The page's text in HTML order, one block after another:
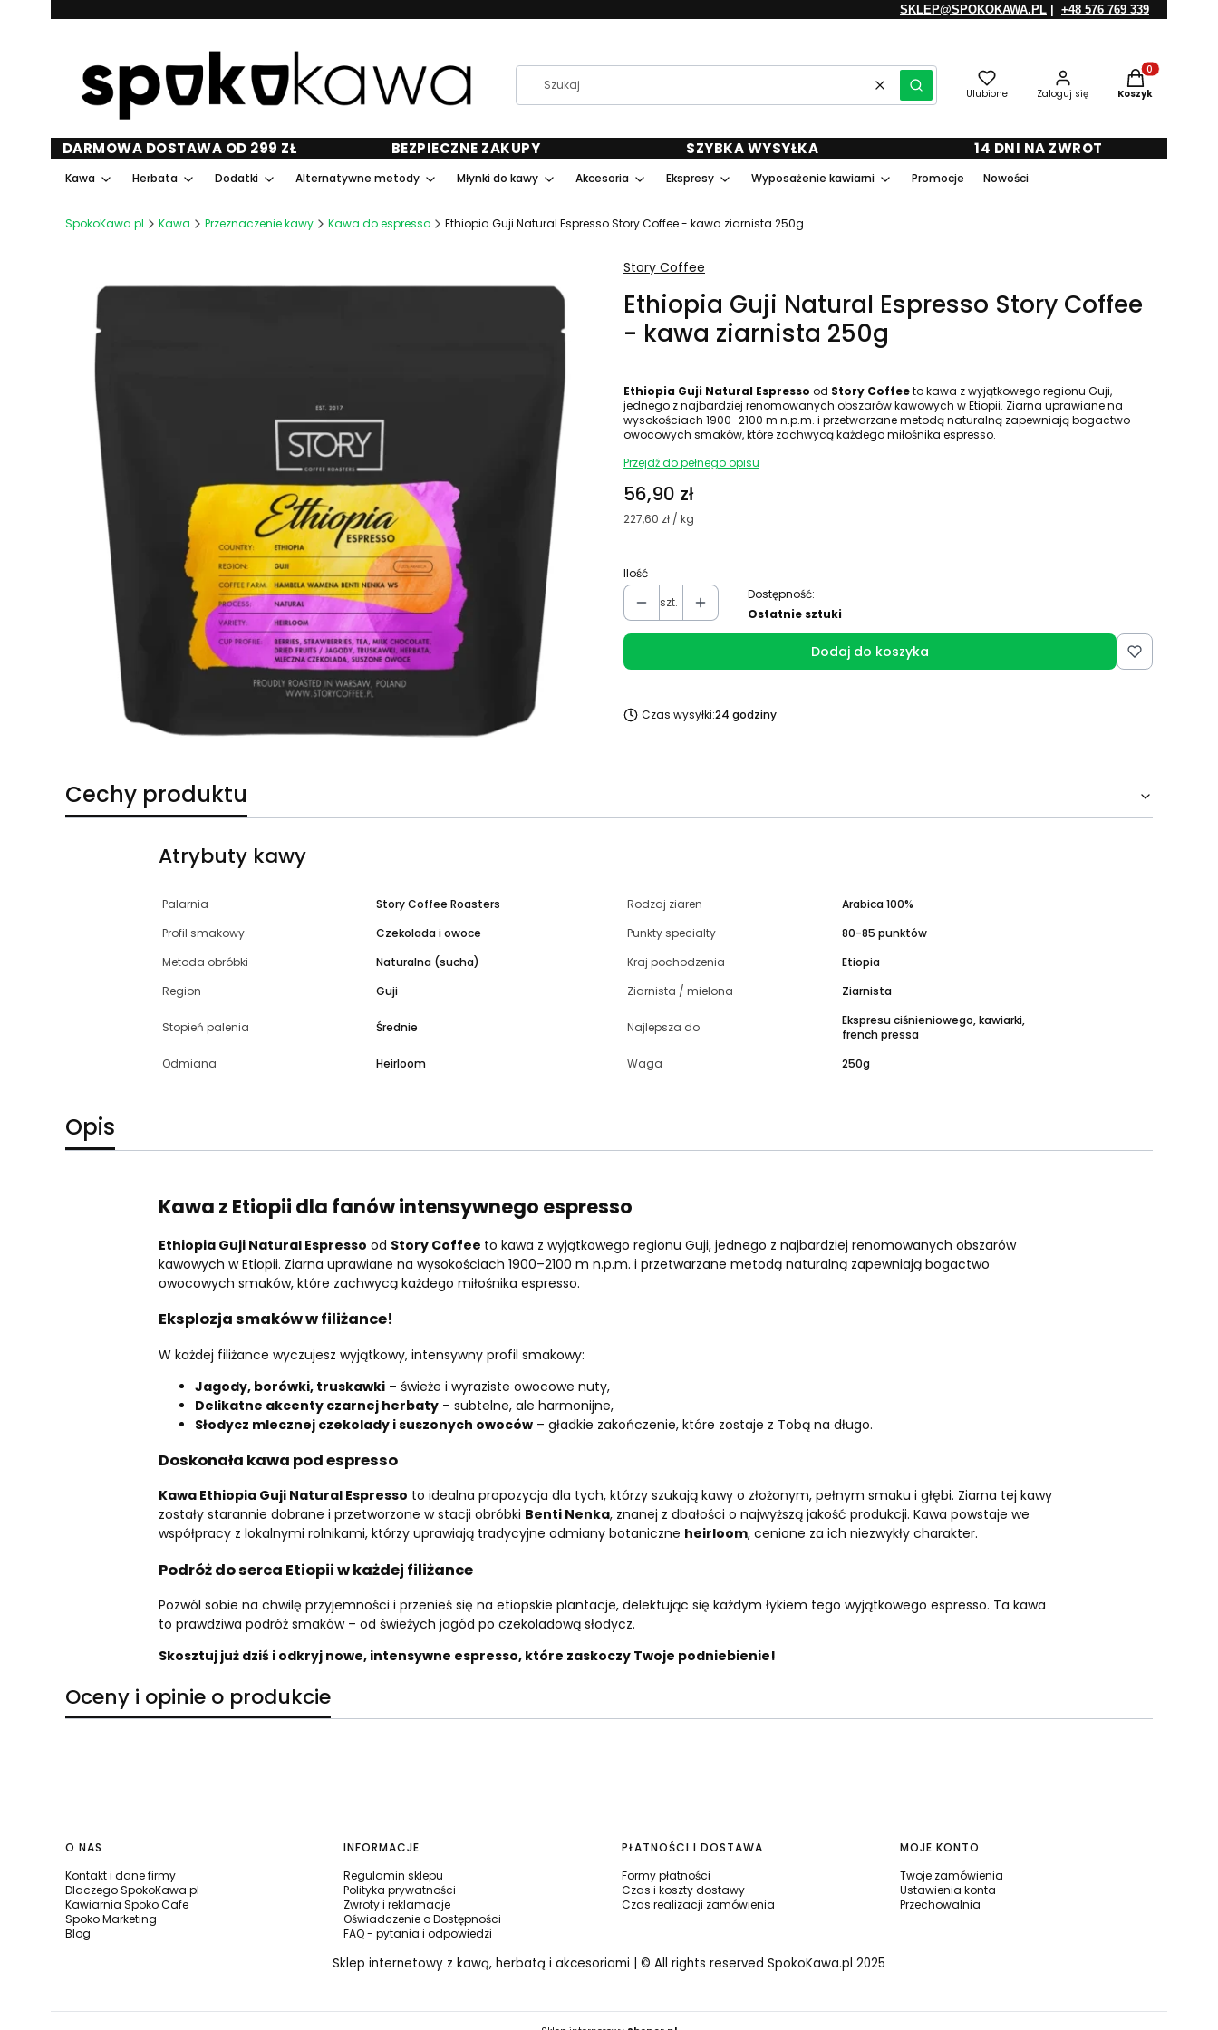
SKLEP@SPOKOKAWA.PL +48 576 769 339
WyczyśćSzukaj Ulubione Zaloguj się
Produkty w
Koszyk
DARMOWA DOSTAWA OD 299 ZŁ BEZPIECZNE ZAKUPY SZYBKA WYSYŁKA 14 DNI NA ZWROT
Kawa Herbata Dodatki Alternatywne metody Młynki do kawy Akcesoria Ekspresy Wyposażenie kawiarni Promocje Nowości
SpokoKawa.pl Kawa Przeznaczenie kawy Kawa do espresso Ethiopia Guji Natural Espresso Story Coffee - kawa ziarnista 250g
Story Coffee
Ethiopia Guji Natural Espresso Story Coffee
- kawa ziarnista 250g
Ethiopia Guji Natural Espresso od Story Coffeeto kawa z wyjątkowego regionu Guji,
jednego z najbardziej renomowanych obszarów kawowych w Etiopii. Ziarna uprawiane na
wysokościach 1900–2100 m n.p.m. i przetwarzane metodą naturalną zapewniają bogactwo
owocowych smaków, które zachwycą każdego miłośnika espresso.
Przejdź do pełnego opisu
Cena
56,90 zł
227,60 zł / kg
Ilość
szt.
Dostępność:
Ostatnie sztuki
Dodaj do koszyka
Czas wysyłki:24 godziny
Cechy produktu
Atrybuty kawy
Palarnia Story Coffee Roasters Rodzaj ziaren
Arabica 100%
Profil smakowy
Czekolada i owoce Punkty specialty
80-85 punktów
Metoda obróbki
Naturalna (sucha) Kraj pochodzenia
Etiopia
Region
Guji Ziarnista / mielona Ziarnista
Stopień palenia Średnie Najlepsza do
Ekspresu ciśnieniowego, kawiarki,
french pressa
Odmiana
Heirloom Waga 250g
Opis
Kawa z Etiopii dla fanów intensywnego espresso
Ethiopia Guji Natural Espresso od Story Coffee to kawa z wyjątkowego regionu Guji, jednego z najbardziej renomowanych obszarów
kawowych w Etiopii. Ziarna uprawiane na wysokościach 1900–2100 m n.p.m. i przetwarzane metodą naturalną zapewniają bogactwo
owocowych smaków, które zachwycą każdego miłośnika espresso.
Eksplozja smaków w filiżance!
W każdej filiżance wyczujesz wyjątkowy, intensywny profil smakowy:
Jagody, borówki, truskawki– świeże i wyraziste owocowe nuty,
Delikatne akcenty czarnej herbaty– subtelne, ale harmonijne,
Słodycz mlecznej czekolady i suszonych owoców– gładkie zakończenie, które zostaje z Tobą na długo.
Doskonała kawa pod espresso
Kawa Ethiopia Guji Natural Espresso to idealna propozycja dla tych, którzy szukają kawy o złożonym, pełnym smaku i głębi. Ziarna tej kawy
zostały starannie dobrane i przetworzone w stacji obróbki Benti Nenka, znanej z dbałości o najwyższą jakość produkcji. Kawa powstaje we
współpracy z lokalnymi rolnikami, którzy uprawiają tradycyjne odmiany botaniczne heirloom, cenione za ich niezwykły charakter.
Podróż do serca Etiopii w każdej filiżance
Pozwól sobie na chwilę przyjemności i przenieś się na etiopskie plantacje, delektując się każdym łykiem tego wyjątkowego espresso. Ta kawa
to prawdziwa podróż smaków – od świeżych jagód po czekoladową słodycz.
Skosztuj już dziś i odkryj nowe, intensywne espresso, które zaskoczy Twoje podniebienie!
Oceny i opinie o produkcie
Linki w stopce
O NAS
Kontakt i dane firmy
Dlaczego SpokoKawa.pl
Kawiarnia Spoko Cafe
Spoko Marketing
Blog
INFORMACJE
Regulamin sklepu
Polityka prywatności
Zwroty i reklamacje
Oświadczenie o Dostępności
FAQ - pytania i odpowiedzi
PŁATNOŚCI I DOSTAWA
Formy płatności
Czas i koszty dostawy
Czas realizacji zamówienia
MOJE KONTO
Twoje zamówienia
Ustawienia konta
Przechowalnia
Sklep internetowy z kawą, herbatą i akcesoriami | © All rights reserved SpokoKawa.pl 2025